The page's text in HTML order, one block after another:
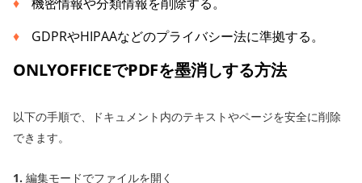
GDPRやHIPAAなどのプライバシー法に準拠する。
ONLYOFFICEでPDFを墨消しする方法
以下の手順で、ドキュメント内のテキストやページを安全に削除
できます。
1. 編集モードでファイルを開く